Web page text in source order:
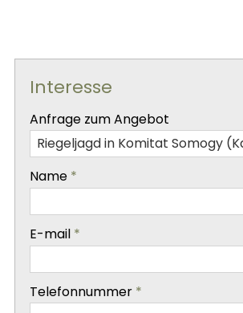
Interesse
Anfrage zum Angebot
Name *
E-mail *
Telefonnummer *